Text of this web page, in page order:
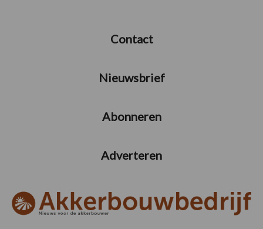
Contact
Nieuwsbrief
Abonneren
Adverteren